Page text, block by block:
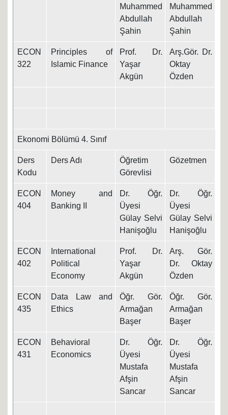
Muhammed
Abdullah
Şahin
Muhammed
Abdullah
Şahin
ECON
322
Principles of
Islamic Finance
Prof. Dr.
Yaşar
Akgün
Arş.Gör. Dr.
Oktay
Özden
Ekonomi Bölümü 4. Sınıf
Ders
Kodu
Ders Adı
Öğretim
Görevlisi
Gözetmen
ECON
404
Money and
Banking II
Dr. Öğr.
Üyesi
Gülay Selvi
Hanişoğlu
Dr. Öğr.
Üyesi
Gülay Selvi
Hanişoğlu
ECON
402
International
Political
Economy
Prof. Dr.
Yaşar
Akgün
Arş. Gör.
Dr. Oktay
Özden
ECON
435
Data Law and
Ethics
Öğr. Gör.
Armağan
Başer
Öğr. Gör.
Armağan
Başer
ECON
431
Behavioral
Economics
Dr. Öğr.
Üyesi
Mustafa
Afşin
Sancar
Dr. Öğr.
Üyesi
Mustafa
Afşin
Sancar